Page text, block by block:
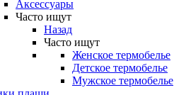
Аксессуары
Часто ищут
Назад
Часто ищут
Женское термобелье
Детское термобелье
Мужское термобелье